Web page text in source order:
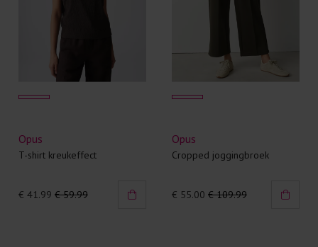
Opus
T-shirt kreukeffect
€ 41.99 € 59.99
Opus
Cropped joggingbroek
€ 55.00 € 109.99